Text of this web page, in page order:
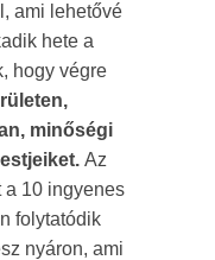
ami lehetővé
hete a
hogy végre
minőségi
Az
a 10 ingyenes
folytatódik
nyáron, ami